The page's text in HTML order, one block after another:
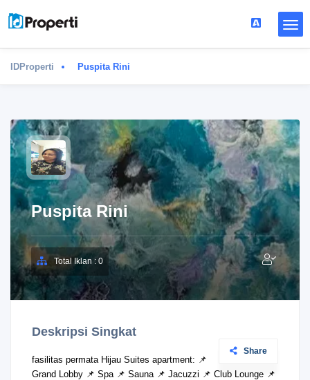
IDProperti Puspita Rini
Puspita Rini
Total Iklan : 0
Deskripsi Singkat
Share
fasilitas permata Hijau Suites apartment: 📌
Grand Lobby 📌 Spa 📌 Sauna 📌 Jacuzzi 📌 Club Lounge 📌